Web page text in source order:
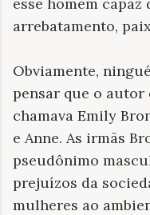
arrebatamento,
Obviamente,
pensar que o autor
chamava Emily
e Anne. As irmãs
pseudônimo
prejuízos da
mulheres ao